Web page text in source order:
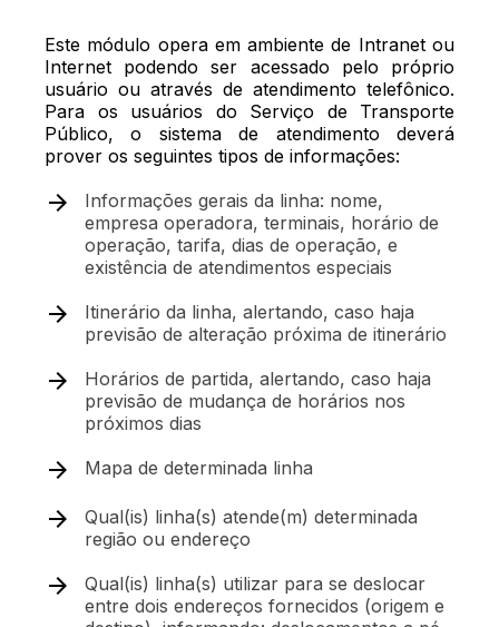
Este módulo opera em ambiente de Intranet ou
Internet podendo ser acessado pelo próprio
usuário ou através de atendimento telefônico.
Para os usuários do Serviço de Transporte
Público, o sistema de atendimento deverá
prover os seguintes tipos de informações:
Informações gerais da linha: nome,
empresa operadora, terminais, horário de
operação, tarifa, dias de operação, e
existência de atendimentos especiais
Itinerário da linha, alertando, caso haja
previsão de alteração próxima de itinerário
Horários de partida, alertando, caso haja
previsão de mudança de horários nos
próximos dias
Mapa de determinada linha
Qual(is) linha(s) atende(m) determinada
região ou endereço
Qual(is) linha(s) utilizar para se deslocar
entre dois endereços fornecidos (origem e